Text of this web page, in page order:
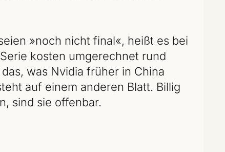
»noch nicht final«, heißt es bei
kosten umgerechnet rund
was Nvidia früher in China
auf einem anderen Blatt. Billig
sind sie offenbar.